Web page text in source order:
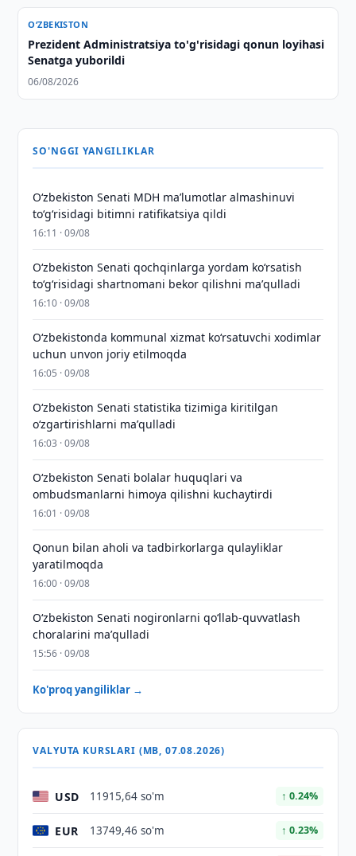
O‘ZBEKISTON
Prezident Administratsiya to'g'risidagi qonun loyihasi
Senatga yuborildi
06/08/2026
SO'NGGI YANGILIKLAR
Oʻzbekiston Senati MDH maʼlumotlar almashinuvi
toʻgʻrisidagi bitimni ratifikatsiya qildi
16:11 · 09/08
Oʻzbekiston Senati qochqinlarga yordam koʻrsatish
toʻgʻrisidagi shartnomani bekor qilishni maʼqulladi
16:10 · 09/08
Oʻzbekistonda kommunal xizmat koʻrsatuvchi xodimlar
uchun unvon joriy etilmoqda
16:05 · 09/08
Oʻzbekiston Senati statistika tizimiga kiritilgan
oʻzgartirishlarni maʼqulladi
16:03 · 09/08
Oʻzbekiston Senati bolalar huquqlari va
ombudsmanlarni himoya qilishni kuchaytirdi
16:01 · 09/08
Qonun bilan aholi va tadbirkorlarga qulayliklar
yaratilmoqda
16:00 · 09/08
Oʻzbekiston Senati nogironlarni qoʻllab-quvvatlash
choralarini maʼqulladi
15:56 · 09/08
Ko'proq yangiliklar →
VALYUTA KURSLARI (MB, 07.08.2026)
USD 11915,64 so'm ↑ 0.24%
EUR 13749,46 so'm ↑ 0.23%